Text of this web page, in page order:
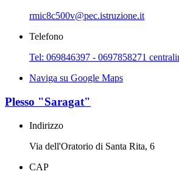
rmic8c500v@pec.istruzione.it
Telefono
Tel: 069846397 - 0697858271
Naviga su Google Maps
Plesso "Saragat"
Indirizzo
Via dell'Oratorio di Santa Rita, 6
CAP